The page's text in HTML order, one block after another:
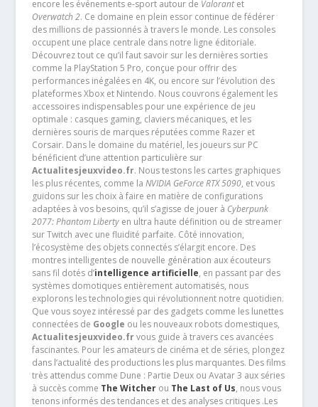
encore les événements e-sport autour de Valorantet
Overwatch 2. Ce domaine en plein essor continue de fédérer
des millions de passionnés à travers le monde. Les consoles
occupent une place centrale dans notre ligne éditoriale.
Découvrez tout ce qu’il faut savoir sur les dernières sorties
comme la PlayStation 5 Pro, conçue pour offrir des
performances inégalées en 4K, ou encore sur l’évolution des
plateformes Xbox et Nintendo. Nous couvrons également les
accessoires indispensables pour une expérience de jeu
optimale : casques gaming, claviers mécaniques, et les
dernières souris de marques réputées comme Razer et
Corsair. Dans le domaine du matériel, les joueurs sur PC
bénéficient d’une attention particulière sur
Actualitesjeuxvideo.fr. Nous testons les cartes graphiques
les plus récentes, comme la NVIDIA GeForce RTX 5090, et vous
guidons sur les choix à faire en matière de configurations
adaptées à vos besoins, qu’il s’agisse de jouer à Cyberpunk
2077: Phantom Libertyen ultra haute définition ou de streamer
sur Twitch avec une fluidité parfaite. Côté innovation,
l’écosystème des objets connectés s’élargit encore. Des
montres intelligentes de nouvelle génération aux écouteurs
sans fil dotés d’intelligence artificielle, en passant par des
systèmes domotiques entièrement automatisés, nous
explorons les technologies qui révolutionnent notre quotidien.
Que vous soyez intéressé par des gadgets comme les lunettes
connectées de Google ou les nouveaux robots domestiques,
Actualitesjeuxvideo.frvous guide à travers ces avancées
fascinantes. Pour les amateurs de cinéma et de séries, plongez
dans l’actualité des productions les plus marquantes. Des films
très attendus comme Dune : Partie Deux ou Avatar 3 aux séries
à succès comme The Witcherou The Last of Us, nous vous
tenons informés des tendances et des analyses critiques .Les